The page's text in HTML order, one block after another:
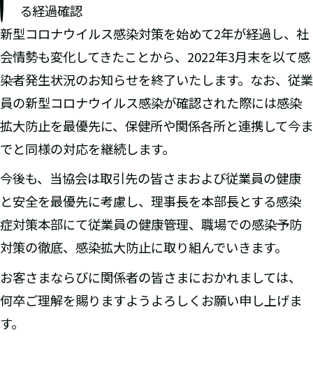
る経過確認
新型コロナウイルス感染対策を始めて2年が経過し、社
会情勢も変化してきたことから、2022年3月末を以て感
染者発生状況のお知らせを終了いたします。なお、従業
員の新型コロナウイルス感染が確認された際には感染
拡大防止を最優先に、保健所や関係各所と連携して今ま
でと同様の対応を継続します。
今後も、当協会は取引先の皆さまおよび従業員の健康
と安全を最優先に考慮し、理事長を本部長とする感染
症対策本部にて従業員の健康管理、職場での感染予防
対策の徹底、感染拡大防止に取り組んでいきます。
お客さまならびに関係者の皆さまにおかれましては、
何卒ご理解を賜りますようよろしくお願い申し上げま
す。